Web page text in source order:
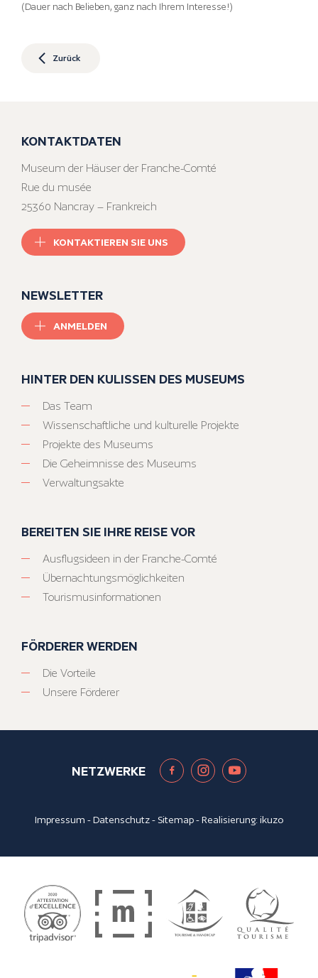
(Dauer nach Belieben, ganz nach Ihrem Interesse!)
Zurück
KONTAKTDATEN
Museum der Häuser der Franche-Comté
Rue du musée
25360 Nancray – Frankreich
KONTAKTIEREN SIE UNS
NEWSLETTER
ANMELDEN
HINTER DEN KULISSEN DES MUSEUMS
Das Team
Wissenschaftliche und kulturelle Projekte
Projekte des Museums
Die Geheimnisse des Museums
Verwaltungsakte
BEREITEN SIE IHRE REISE VOR
Ausflugsideen in der Franche-Comté
Übernachtungsmöglichkeiten
Tourismusinformationen
FÖRDERER WERDEN
Die Vorteile
Unsere Förderer
NETZWERKE
Impressum -Datenschutz- Sitemap- Realisierung:ikuzo